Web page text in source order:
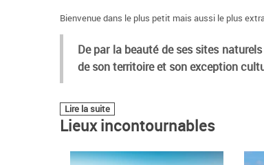
Bienvenue dans le plus petit mais aussi le plus
De par la beauté de ses sites naturels
de son territoire et son exception
Lire la suite
Lieux incontournables